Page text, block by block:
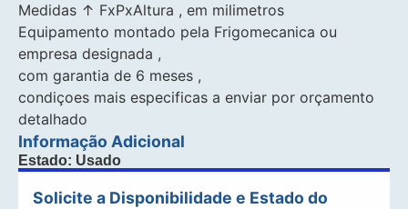
Medidas ↑ FxPxAltura , em milimetros
Equipamento montado pela Frigomecanica ou
empresa designada ,
com garantia de 6 meses ,
condiçoes mais especificas a enviar por orçamento
detalhado
Informação Adicional
Estado: Usado
Solicite a Disponibilidade e Estado do